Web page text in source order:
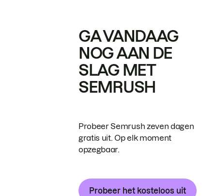
GA VANDAAG
NOG AAN DE
SLAG MET
SEMRUSH
Probeer Semrush zeven dagen
gratis uit. Op elk moment
opzegbaar.
Probeer het kosteloos uit